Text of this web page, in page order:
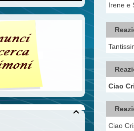

Irene e
Ciao
Ciao